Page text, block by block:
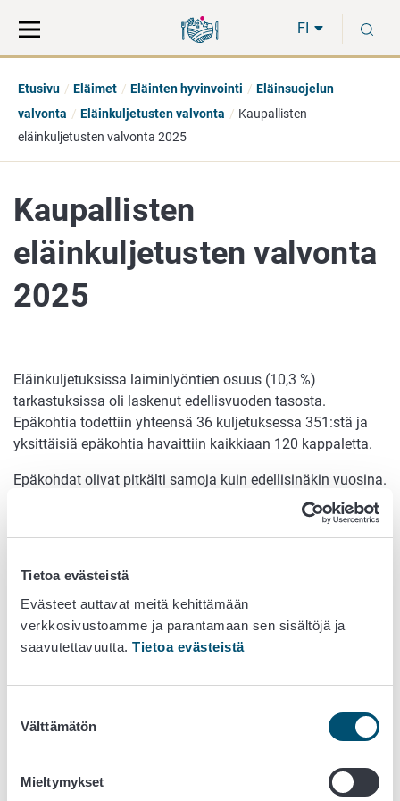
Tietoa evästeistä
Evästeet auttavat meitä kehittämään
verkkosivustoamme ja parantamaan sen sisältöjä ja
saavutettavuutta. Tietoa evästeistä
valinta
Välttämätön
Mieltymykset
suoraan
sisältöön
koko
sivuston
FI
Etusivu Eläimet Eläinten hyvinvointi
Eläinsuojelun
valvonta
Eläinkuljetusten valvonta
Kaupallisten
eläinkuljetusten valvonta 2025
Kaupallisten
eläinkuljetusten valvonta
2025
Eläinkuljetuksissa laiminlyöntien osuus (10,3 %)
tarkastuksissa oli laskenut edellisvuoden tasosta.
Epäkohtia todettiin yhteensä 36 kuljetuksessa 351:stä ja
yksittäisiä epäkohtia havaittiin kaikkiaan 120 kappaletta.
Epäkohdat olivat pitkälti samoja kuin edellisinäkin vuosina.
Ylivoimaisesti suurin osa, 80 % havaituista epäkohdista,
liittyi kuljetusasiakirjoihin, kuljettajien pätevyystodistuksiin
ja eläinkuljettajalupiin liittyvissä vaatimuksissa. 13,3 %:ssa
havaittiin puutteita kuljetuskäytänteisiin liittyvissä
vaatimuksissa.
noudattamisessa reilussa kolmasosassa tarkastuksista.
sellaisia, jotka suoraan vaikuttavat kuljetettavien hevosten
eläinten kuljetustilassa on ollut tavaraa ja siten
mahdollisuus eläinten loukkaantumiseen kuljetuksen